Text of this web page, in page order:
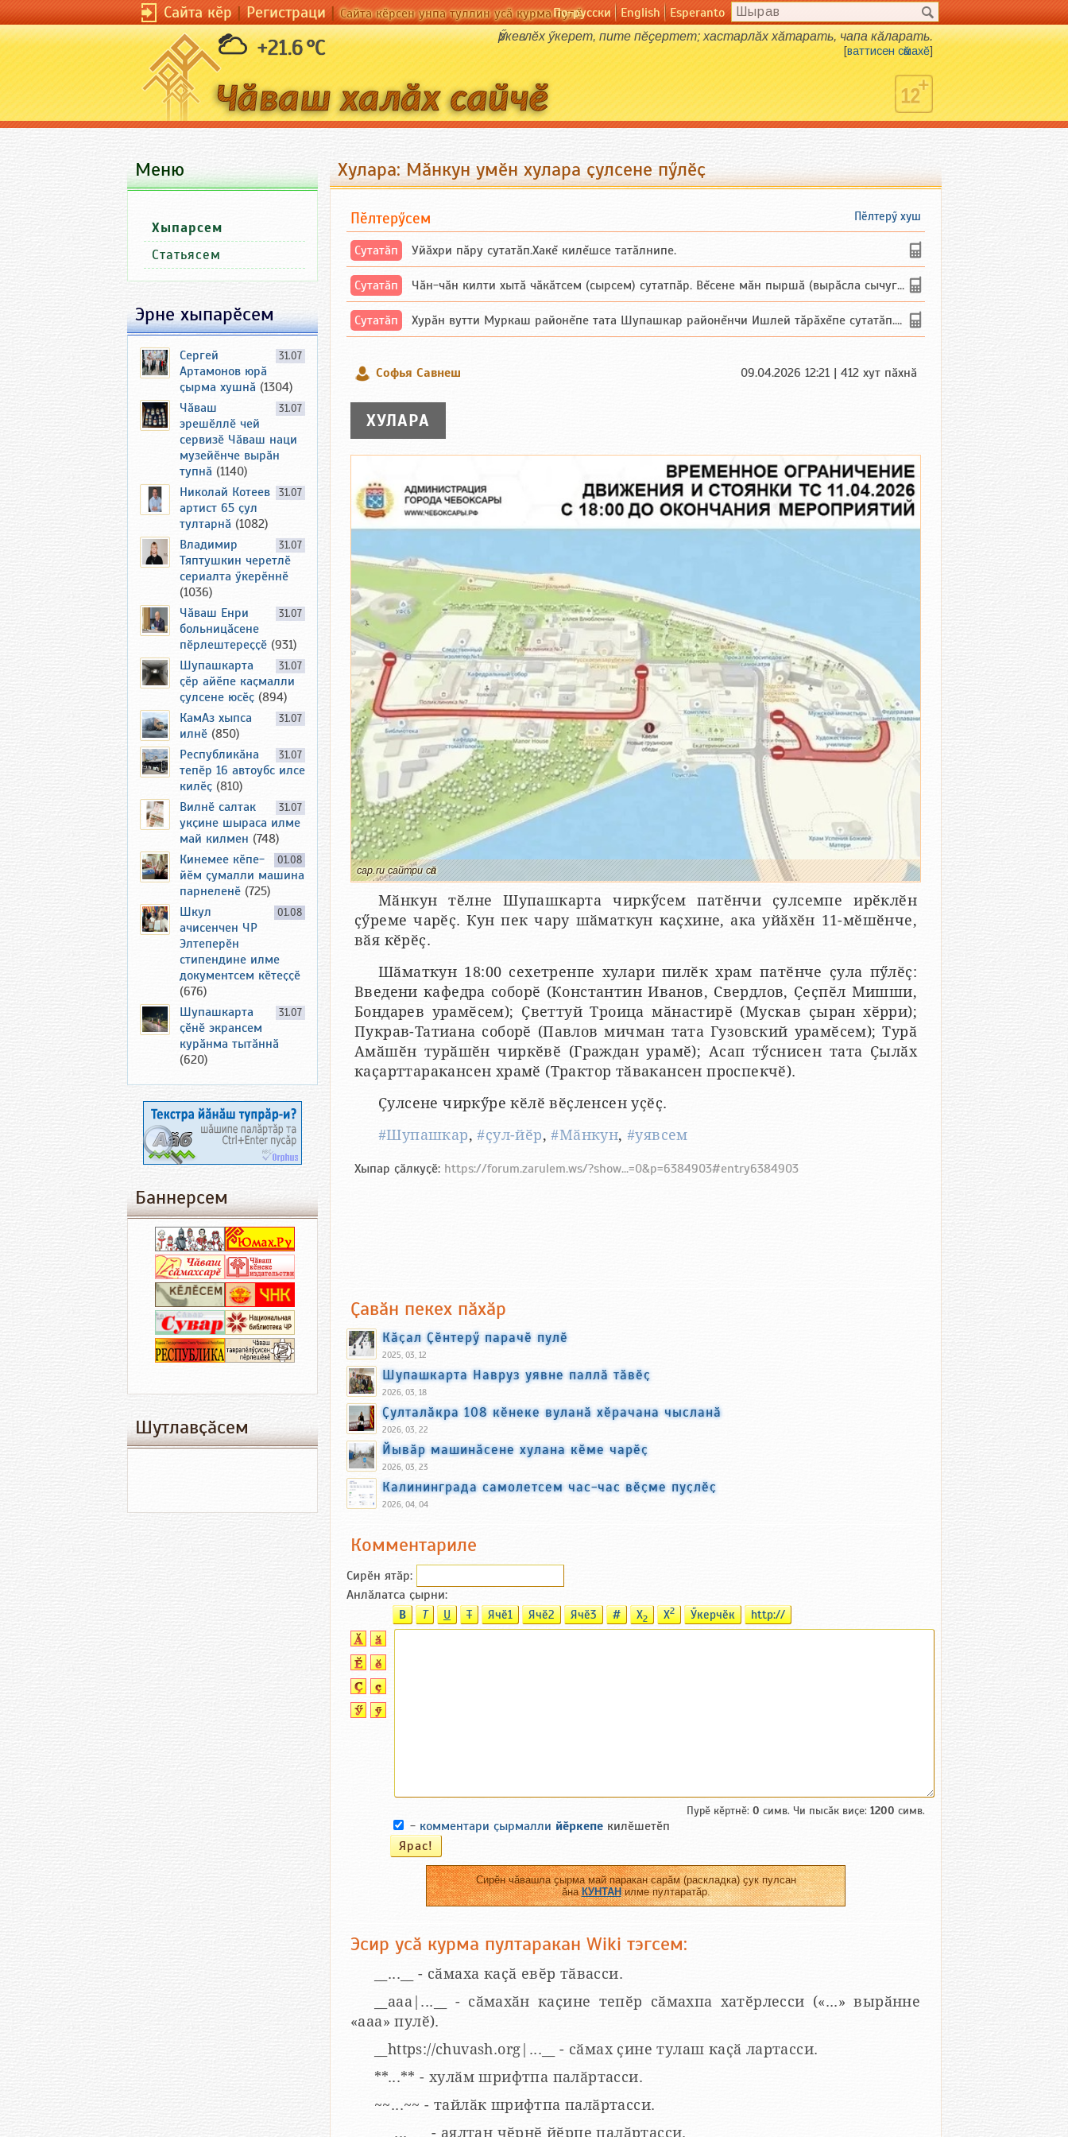
Сайта кӗр|Регистраци|Сайта кӗрсен унпа туллин усӑ курма пулӗПо-русски English Esperanto
+21.6 °C Ӳркевлӗх ӳкерет, пите пӗҫертет; хастарлӑх хӑтарать, чапа кӑларать.
[ваттисен сӑмахӗ]
Хулара: Мӑнкун умӗн хулара ҫулсене пӳлӗҫ
Пӗлтерӳ хуш
Пӗлтерӳсем
Сутатӑп Уйăхри пăру сутатăп.Хакĕ килĕшсе татăлнипе.
Сутатӑп Чăн-чăн килти хытă чăкăтсем (сырсем) сутатпăр. Вĕсене мăн пыршă (вырăсла сычуг) ...
Сутатӑп Хурăн вутти Муркаш районĕпе тата Шупашкар районĕнчи Ишлей тăрăхĕпе сутатăп. Ха...
Софья Савнеш 09.04.2026 12:21 | 412 хут пӑхнӑ
ХУЛАРА
cap.ru сайтри сӑн
Мӑнкун тӗлне Шупашкарта чиркӳсем патӗнчи ҫулсемпе ирӗклӗн
ҫӳреме чарӗҫ. Кун пек чару шӑматкун каҫхине, ака уйӑхӗн 11-мӗшӗнче,
вӑя кӗрӗҫ.
Шӑматкун 18:00 сехетренпе хулари пилӗк храм патӗнче ҫула пӳлӗҫ:
Введени кафедра соборӗ (Константин Иванов, Свердлов, Ҫеҫпӗл Мишши,
Бондарев урамӗсем); Ҫветтуй Троица мӑнастирӗ (Мускав ҫыран хӗрри);
Пукрав-Татиана соборӗ (Павлов мичман тата Гузовский урамӗсем); Турӑ
Амӑшӗн турӑшӗн чиркӗвӗ (Граждан урамӗ); Асап тӳснисен тата Ҫылӑх
каҫарттаракансен храмӗ (Трактор тӑвакансен проспекчӗ).
Ҫулсене чиркӳре кӗлӗ вӗҫленсен уҫӗҫ.
#Шупашкар,#ҫул-йӗр,#Мӑнкун,#уявсем
Хыпар ҫӑлкуҫӗ: https://forum.zarulem.ws/?show...=0&p=6384903#entry6384903
Ҫавӑн пекех пӑхӑр
Кӑҫал Ҫӗнтерӳ парачӗ пулӗ
2025, 03, 12
Шупашкарта Навруз уявне паллӑ тӑвӗҫ
2026, 03, 18
Ҫулталӑкра 108 кӗнеке вуланӑ хӗрачана чысланӑ
2026, 03, 22
Йывӑр машинӑсене хулана кӗме чарӗҫ
2026, 03, 23
Калининграда самолетсем час-час вӗҫме пуҫлӗҫ
2026, 04, 04
Комментариле
Сирӗн ятӑp:
Анлӑлатса ҫырни:
B T U T Ячӗ1 Ячӗ2 Ячӗ3 # X2 X2 Ӳкерчӗк http://
Пурӗ кӗртнӗ: 0 симв. Чи пысӑк виҫе: 1200 симв.
- комментари ҫырмалли йӗркепе килӗшетӗп
Сирӗн чӑвашла ҫырма май паракан сарӑм (раскладка) ҫук пулсан
ӑнаКУНТАНилме пултаратӑр.
Эсир усӑ курма пултаракан Wiki тэгсем:
__...__ - сӑмаха каҫӑ евӗр тӑвасси.
__aaa|...__ - сӑмахӑн каҫине тепӗр сӑмахпа хатӗрлесси («...» вырӑнне
«ааа» пулӗ).
__https://chuvash.org|...__ - сӑмах ҫине тулаш каҫӑ лартасси.
**...** - хулӑм шрифтпа палӑртасси.
~~...~~ - тайлӑк шрифтпа палӑртасси.
___...___ - аялтан чӗрнӗ йӗрпе палӑртасси.
Меню
Хыпарсем
Статьясем
Эрне хыпарӗсем
31.07
Сергей
Артамонов юрӑ
ҫырма хушнӑ (1304)
31.07
Чӑваш
эрешӗллӗ чей
сервизӗ Чӑваш наци
музейӗнче вырӑн
тупнӑ (1140)
31.07
Николай Котеев
артист 65 ҫул
тултарнӑ (1082)
31.07
Владимир
Тяптушкин черетлӗ
сериалта ӳкерӗннӗ
(1036)
31.07
Чӑваш Енри
больницӑсене
пӗрлештереҫҫӗ (931)
31.07
Шупашкарта
ҫӗр айӗпе каҫмалли
ҫулсене юсӗҫ (894)
31.07
КамАз хыпса
илнӗ (850)
31.07
Республикӑна
тепӗр 16 автоубс илсе
килӗҫ (810)
31.07
Вилнӗ салтак
укҫине шыраса илме
май килмен (748)
01.08
Кинемее кӗпе-
йӗм ҫумалли машина
парнеленӗ (725)
01.08
Шкул
ачисенчен ЧР
Элтеперӗн
стипендине илме
документсем кӗтеҫҫӗ
(676)
31.07
Шупашкарта
ҫӗнӗ экрансем
курӑнма тытӑннӑ
(620)
Баннерсем
Шутлавҫӑсем